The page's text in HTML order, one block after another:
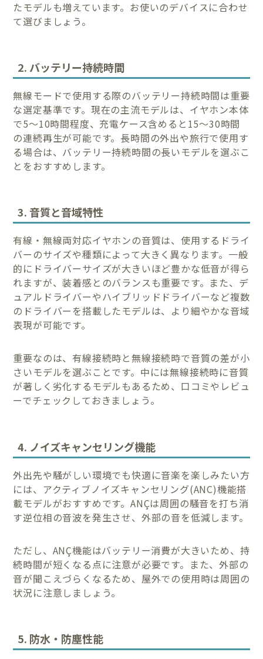
たモデルも増えています。お使いのデバイスに合わせ
て選びましょう。
2. バッテリー持続時間
無線モードで使用する際のバッテリー持続時間は重要
な選定基準です。現在の主流モデルは、イヤホン本体
で5〜10時間程度、充電ケース含めると15〜30時間
の連続再生が可能です。長時間の外出や旅行で使用す
る場合は、バッテリー持続時間の長いモデルを選ぶこ
とをおすすめします。
3. 音質と音域特性
有線・無線両対応イヤホンの音質は、使用するドライ
バーのサイズや種類によって大きく異なります。一般
的にドライバーサイズが大きいほど豊かな低音が得ら
れますが、装着感とのバランスも重要です。また、デ
ュアルドライバーやハイブリッドドライバーなど複数
のドライバーを搭載したモデルは、より細やかな音域
表現が可能です。
重要なのは、有線接続時と無線接続時で音質の差が小
さいモデルを選ぶことです。中には無線接続時に音質
が著しく劣化するモデルもあるため、口コミやレビュ
ーでチェックしておきましょう。
4. ノイズキャンセリング機能
外出先や騒がしい環境でも快適に音楽を楽しみたい方
には、アクティブノイズキャンセリング(ANC)機能搭
載モデルがおすすめです。ANÇは周囲の騒音を打ち消
す逆位相の音波を発生させ、外部の音を低減します。
ただし、ANÇ機能はバッテリー消費が大きいため、持
続時間が短くなる点に注意が必要です。また、外部の
音が聞こえづらくなるため、屋外での使用時は周囲の
状況に注意しましょう。
5. 防水・防塵性能